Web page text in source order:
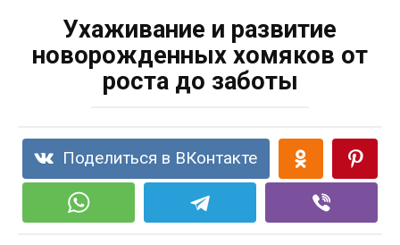
Ухаживание и развитие
новорожденных хомяков от
роста до заботы
Поделиться в ВКонтакте